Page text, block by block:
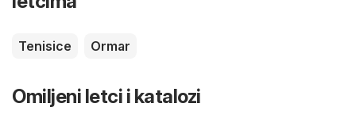
Tenisice Ormar
Omiljeni letci i katalozi